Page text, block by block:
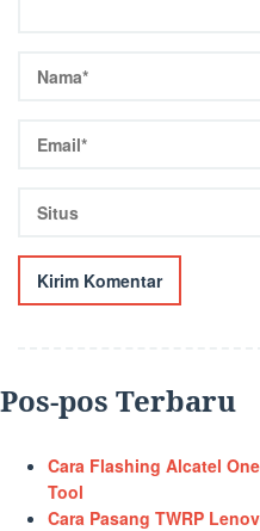
Pos-pos Terbaru
Cara Flashing Alcatel
Tool
Cara Pasang TWRP